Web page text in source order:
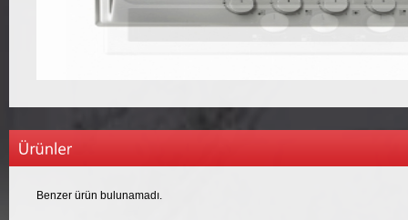
Benzer ürün bulunamadı.